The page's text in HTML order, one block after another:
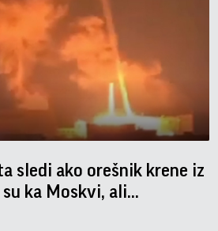
sledi ako orešnik krene iz
ka Moskvi, ali...